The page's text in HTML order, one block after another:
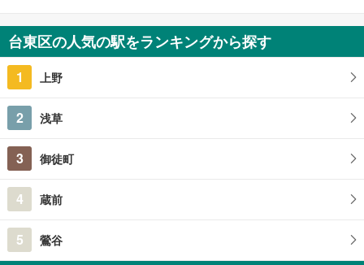
台東区の人気の駅をランキングから探す
1 上野
2 浅草
3 御徒町
4 蔵前
5 鶯谷